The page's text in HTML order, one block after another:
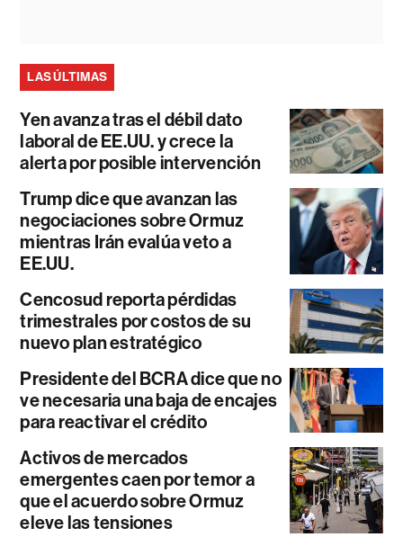
LAS ÚLTIMAS
Yen avanza tras el débil dato
laboral de EE.UU. y crece la
alerta por posible intervención
Trump dice que avanzan las
negociaciones sobre Ormuz
mientras Irán evalúa veto a
EE.UU.
Cencosud reporta pérdidas
trimestrales por costos de su
nuevo plan estratégico
Presidente del BCRA dice que no
ve necesaria una baja de encajes
para reactivar el crédito
Activos de mercados
emergentes caen por temor a
que el acuerdo sobre Ormuz
eleve las tensiones